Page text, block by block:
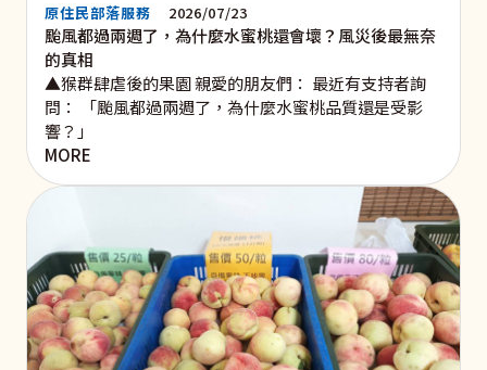
原住民部落服務 2026/07/23
颱風都過兩週了，為什麼水蜜桃還會壞？風災後最無奈
的真相
▲猴群肆虐後的果園 親愛的朋友們： 最近有支持者詢
問： 「颱風都過兩週了，為什麼水蜜桃品質還是受影
響？」
MORE